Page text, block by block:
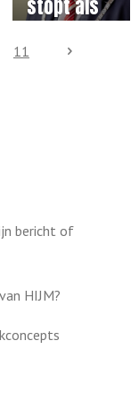
stopt als
ster en
11
bericht of
HIJM?